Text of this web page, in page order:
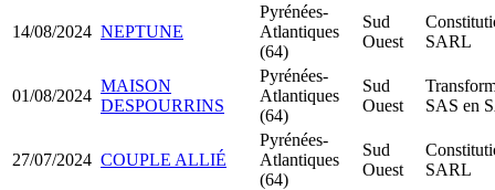
14/08/2024 NEPTUNE
Pyrénées-
Atlantiques
(64)
Sud
Ouest
SARL
01/08/2024
MAISON
DESPOURRINS
Pyrénées-
Atlantiques
(64)
Sud
Ouest
SAS en
27/07/2024 COUPLE ALLIÉ
Pyrénées-
Atlantiques
(64)
Sud
Ouest
SARL